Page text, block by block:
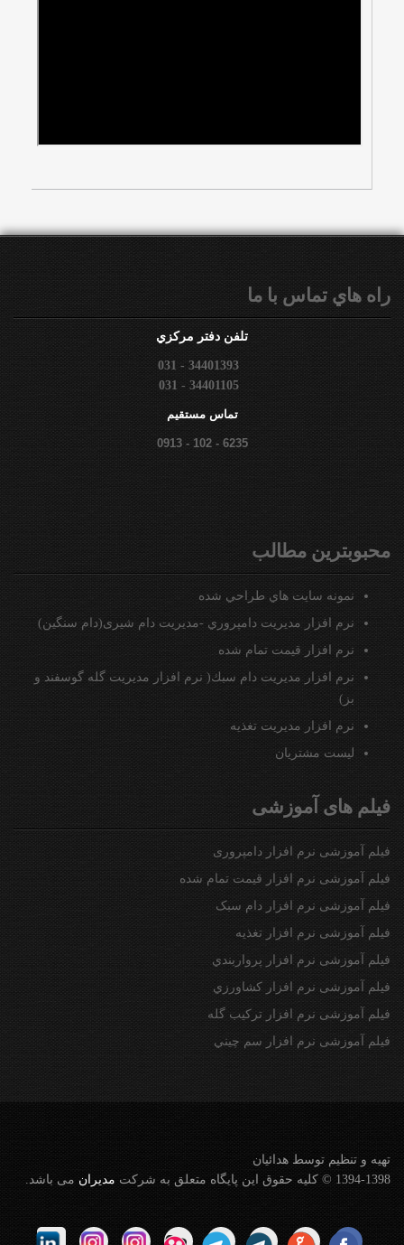
راه هاي تماس با ما
تلفن دفتر مركزي
031 - 34401393
031 - 34401105
تماس مستقيم
0913 - 102 - 6235
محبوبترين مطالب
نمونه سايت هاي طراحي شده
نرم افزار مديريت دامپروري -مدیریت دام شیری(دام سنگین)
نرم افزار قيمت تمام شده
نرم افزار مدیریت دام سبك( نرم افزار مدیریت گله گوسفند و
بز)
نرم افزار مديريت تغذيه
ليست مشتريان
فیلم های آموزشی
فیلم آموزشی نرم افزار دامپروری
فیلم آموزشی نرم افزار قیمت تمام شده
فیلم آموزشی نرم افزار دام سبک
فیلم آموزشی نرم افزار تغذیه
فیلم آموزشی نرم افزار پرواربندي
فیلم آموزشی نرم افزار كشاورزي
فیلم آموزشی نرم افزار تركيب گله
فیلم آموزشی نرم افزار سم چيني
تهيه و تنظيم توسط هدائيان
1394-1398 © کلیه حقوق این پایگاه متعلق به شرکت
مديران می باشد.